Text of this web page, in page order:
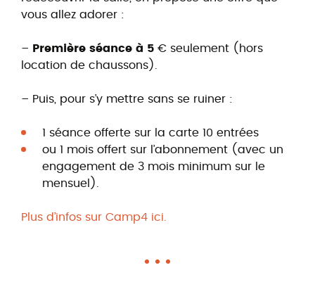
vous allez adorer :
– Première séance à 5 € seulement (hors
location de chaussons).
– Puis, pour s’y mettre sans se ruiner :
1 séance offerte sur la carte 10 entrées
ou 1 mois offert sur l’abonnement (avec un
engagement de 3 mois minimum sur le
mensuel).
Plus d’infos sur Camp4 ici.